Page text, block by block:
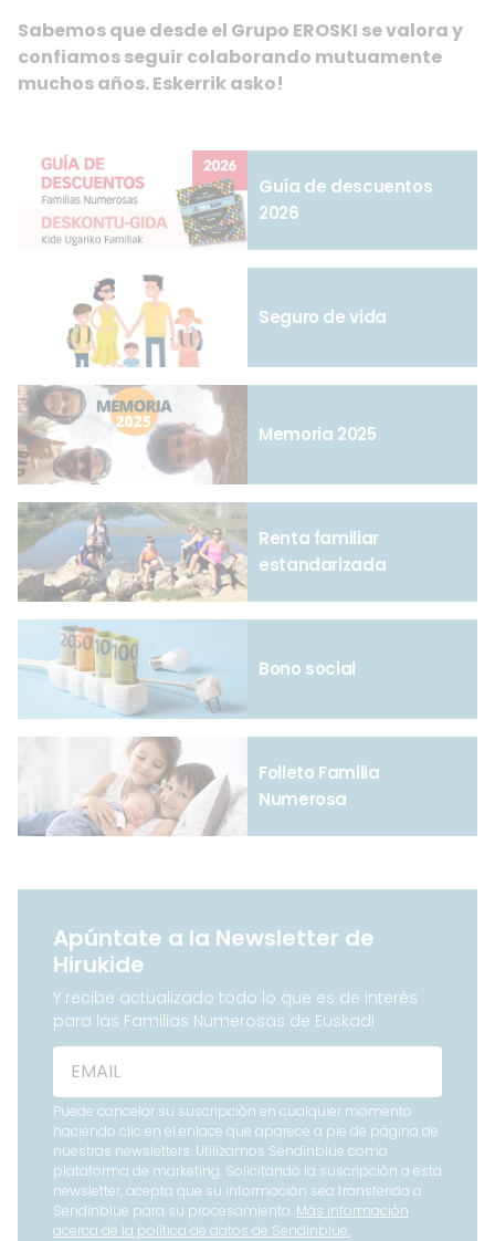
Sabemos que desde el Grupo EROSKI se valora y
confiamos seguir colaborando mutuamente
muchos años. Eskerrik asko!
Guía de descuentos
2026
Seguro de vida
Memoria 2025
Renta familiar
estandarizada
Bono social
Folleto Familia
Numerosa
Apúntate a la Newsletter de
Hirukide
Y recibe actualizado todo lo que es de interés
para las Familias Numerosas de Euskadi
Puede cancelar su suscripción en cualquier momento
haciendo clic en el enlace que aparece a pie de página de
nuestras newsletters. Utilizamos Sendinblue como
plataforma de marketing. Solicitando la suscripción a esta
newsletter, acepta que su información sea transferida a
Sendinblue para su procesamiento. Más información
acerca de la política de datos de Sendinblue.